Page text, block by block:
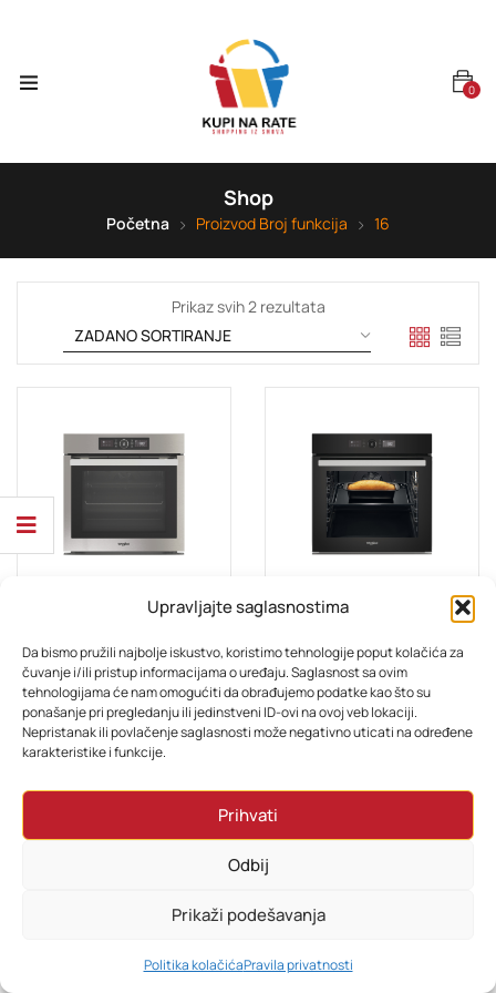
Upravljajte saglasnostima
Da bismo pružili najbolje iskustvo, koristimo tehnologije poput kolačića za
čuvanje i/ili pristup informacijama o uređaju. Saglasnost sa ovim
tehnologijama će nam omogućiti da obrađujemo podatke kao što su
ponašanje pri pregledanju ili jedinstveni ID-ovi na ovoj veb lokaciji.
Nepristanak ili povlačenje saglasnosti može negativno uticati na određene
karakteristike i funkcije.
Prihvati
Odbij
Prikaži podešavanja
Politika kolačićaPravila privatnosti
0
Shop
Početna Proizvod Broj funkcija 16
Prikaz svih 2 rezultata
Ocjenjeno
5.00od 5
802,80KM
BIJELA TEHNIKA
Ocjenjeno
5.00od 5
1.198,80KM
PRETRAŽI KORPA MOJ RAČUN